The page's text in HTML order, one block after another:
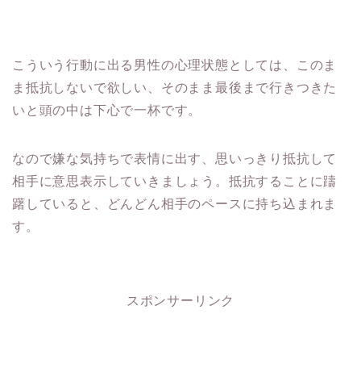
こういう行動に出る男性の心理状態としては、このま
ま抵抗しないで欲しい、そのまま最後まで行きつきた
いと頭の中は下心で一杯です。
なので嫌な気持ちで表情に出す、思いっきり抵抗して
相手に意思表示していきましょう。抵抗することに躊
躇していると、どんどん相手のペースに持ち込まれま
す。
スポンサーリンク